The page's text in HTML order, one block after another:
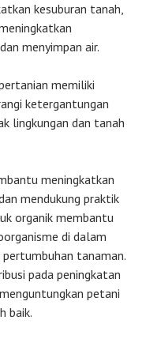
kesuburan tanah,
menyimpan air.
memiliki
ketergantungan
lingkungan dan tanah
meningkatkan
mendukung praktik
organik membantu
di dalam
tanaman.
pada peningkatan
petani
baik.